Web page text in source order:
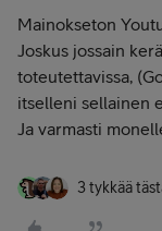
Mainokseton
Joskus jossain
toteutettavissa,
itselleni sellainen
Ja varmasti
3 tykkää